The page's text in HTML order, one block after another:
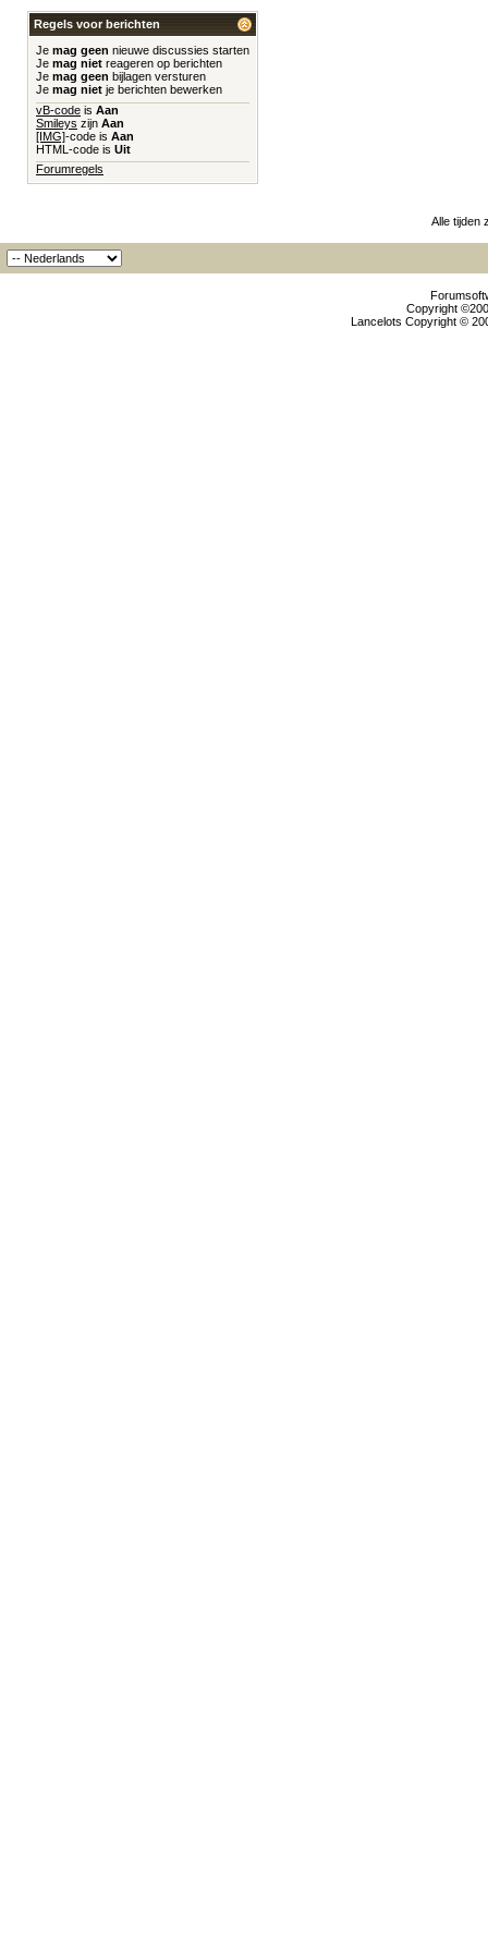
Regels voor berichten
Je mag geen nieuwe discussies starten
Je mag niet reageren op berichten
Je mag geen bijlagen versturen
Je mag niet je berichten bewerken
vB-code is Aan
Smileys zijn Aan
[IMG]-code is Aan
HTML-code is Uit
Forumregels
Alle tijden
Copyright
Lancelots Copyright ©